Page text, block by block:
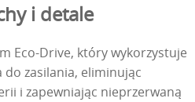
i detale
Eco-Drive, który wykorzystuje
do zasilania, eliminując
i zapewniając nieprzerwaną